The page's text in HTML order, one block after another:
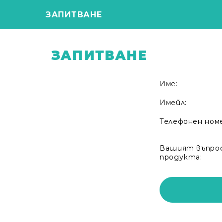
ЗАПИТВАНЕ
ЗАПИТВАНЕ
Име:
Имейл:
Телефонен
Вашият
продукта: